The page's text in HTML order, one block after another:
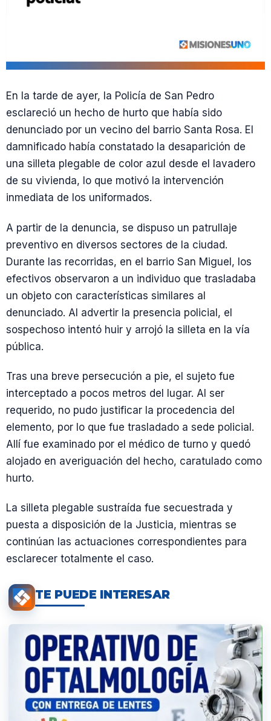
En la tarde de ayer, la Policía de San Pedro
esclareció un hecho de hurto que había sido
denunciado por un vecino del barrio Santa Rosa. El
damnificado había constatado la desaparición de
una silleta plegable de color azul desde el lavadero
de su vivienda, lo que motivó la intervención
inmediata de los uniformados.
A partir de la denuncia, se dispuso un patrullaje
preventivo en diversos sectores de la ciudad.
Durante las recorridas, en el barrio San Miguel, los
efectivos observaron a un individuo que trasladaba
un objeto con características similares al
denunciado. Al advertir la presencia policial, el
sospechoso intentó huir y arrojó la silleta en la vía
pública.
Tras una breve persecución a pie, el sujeto fue
interceptado a pocos metros del lugar. Al ser
requerido, no pudo justificar la procedencia del
elemento, por lo que fue trasladado a sede policial.
Allí fue examinado por el médico de turno y quedó
alojado en averiguación del hecho, caratulado como
hurto.
La silleta plegable sustraída fue secuestrada y
puesta a disposición de la Justicia, mientras se
continúan las actuaciones correspondientes para
esclarecer totalmente el caso.
TE PUEDE INTERESAR